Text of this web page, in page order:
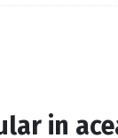
in